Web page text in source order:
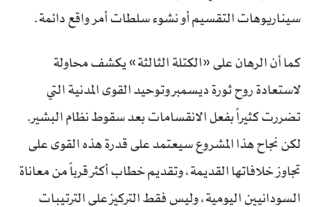
سيناريوهات التقسيم أو نشوء سلطات أمر واقع دائمة.
كما أن الرهان على «الكتلة الثالثة» يكشف محاولة
لاستعادة روح ثورة ديسمبر وتوحيد القوى المدنية التي
تضررت كثيراً بفعل الانقسامات بعد سقوط نظام البشير.
لكن نجاح هذا المشروع سيعتمد على قدرة هذه القوى على
تجاوز خلافاتها القديمة، وتقديم خطاب أكثر قرباً من معاناة
السودانيين اليومية، وليس فقط التركيز على الترتيبات